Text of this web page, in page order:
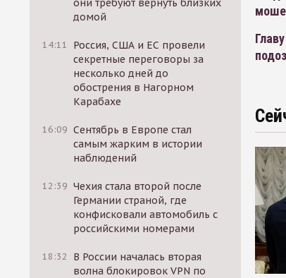
они требуют вернуть близких
домой
14:11
Россия, США и ЕС провели
секретные переговоры за
несколько дней до
обострения в Нагорном
Карабахе
16:09 Сентябрь в Европе стал
самым жарким в истории
наблюдений
12:39 Чехия стала второй после
Германии страной, где
конфисковали автомобиль с
российскими номерами
18:32
В России началась вторая
волна блокировок VPN по